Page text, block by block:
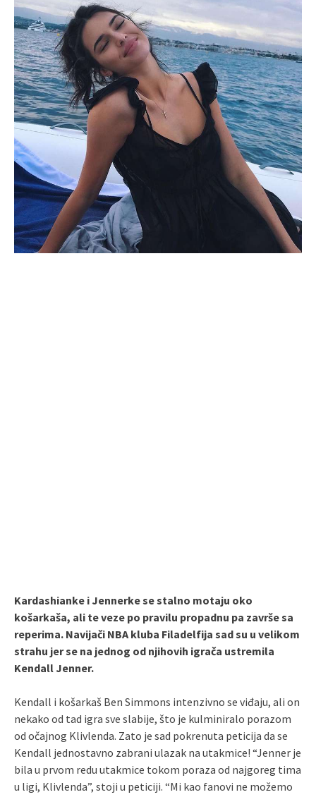
Kardashianke i Jennerke se stalno motaju oko
košarkaša, ali te veze po pravilu propadnu pa završe sa
reperima. Navijači NBA kluba Filadelfija sad su u velikom
strahu jer se na jednog od njihovih igrača ustremila
Kendall Jenner.
Kendall i košarkaš Ben Simmons intenzivno se viđaju, ali on
nekako od tad igra sve slabije, što je kulminiralo porazom
od očajnog Klivlenda. Zato je sad pokrenuta peticija da se
Kendall jednostavno zabrani ulazak na utakmice! “Jenner je
bila u prvom redu utakmice tokom poraza od najgoreg tima
u ligi, Klivlenda”, stoji u peticiji. “Mi kao fanovi ne možemo